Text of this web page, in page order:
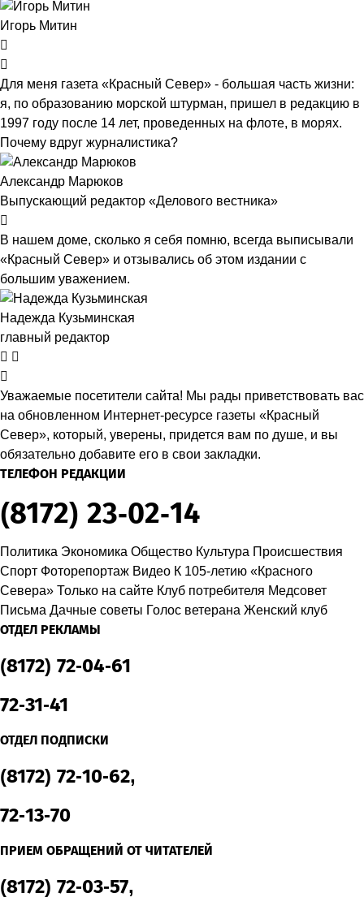
Игорь Митин
Для меня газета «Красный Север» - большая часть жизни:
я, по образованию морской штурман, пришел в редакцию в
1997 году после 14 лет, проведенных на флоте, в морях.
Почему вдруг журналистика?
Александр Марюков
Выпускающий редактор «Делового вестника»
В нашем доме, сколько я себя помню, всегда выписывали
«Красный Север» и отзывались об этом издании с
большим уважением.
Надежда Кузьминская
главный редактор
Уважаемые посетители сайта! Мы рады приветствовать вас
на обновленном Интернет-ресурсе газеты «Красный
Север», который, уверены, придется вам по душе, и вы
обязательно добавите его в свои закладки.
ТЕЛЕФОН РЕДАКЦИИ
(8172) 23-02-14
Политика Экономика Общество Культура Происшествия
Спорт Фоторепортаж Видео К 105-летию «Красного
Севера» Только на сайте Клуб потребителя Медсовет
Письма Дачные советы Голос ветерана Женский клуб
ОТДЕЛ РЕКЛАМЫ
(8172) 72-04-61
72-31-41
ОТДЕЛ ПОДПИСКИ
(8172) 72-10-62,
72-13-70
ПРИЕМ ОБРАЩЕНИЙ ОТ ЧИТАТЕЛЕЙ
(8172) 72-03-57,